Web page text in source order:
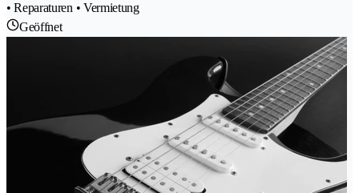
• Reparaturen • Vermietung
Geöffnet